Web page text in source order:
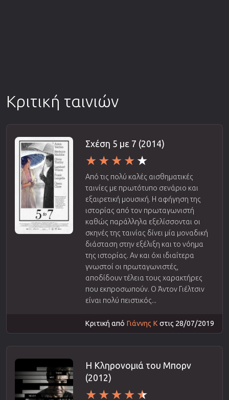
Κριτική ταινιών
Σχέση 5 με 7 (2014)
Από τις πολύ καλές αισθηματικές
ταινίες με πρωτότυπο σενάριο και
εξαιρετική μουσική. Η αφήγηση της
ιστορίας από τον πρωταγωνιστή
καθώς παράλληλα εξελίσσονται οι
σκηνές της ταινίας δίνει μία μοναδική
διάσταση στην εξέλιξη και το νόημα
της ιστορίας. Αν και όχι ιδιαίτερα
γνωστοί οι πρωταγωνιστές,
αποδίδουν τέλεια τους χαρακτήρες
που εκπροσωπούν. Ο Άντον Γιέλτσιν
είναι πολύ πειστικός...
Κριτική από Γιάννης Κστις 28/07/2019
Η Κληρονομιά του Μπορν
(2012)